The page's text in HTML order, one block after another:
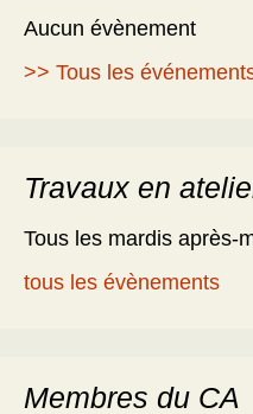
Aucun évènement
>> Tous les
Travaux en
Tous les mardis après-
tous les évènements
Membres du CA